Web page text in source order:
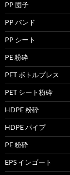
PP 団子
PP バンド
PP シート
PE 粉砕
PET ボトルプレス
PET シート粉砕
HDPE 粉砕
HDPE パイプ
PE 粉砕
EPS インゴート